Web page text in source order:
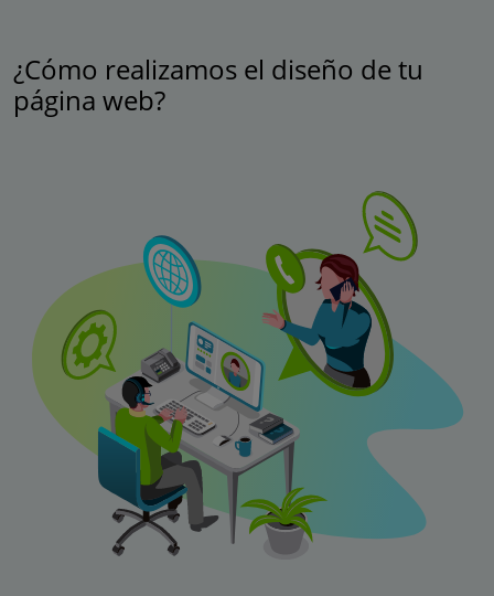
¿Cómo realizamos el diseño de tu
página web?